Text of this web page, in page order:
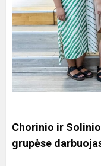
Chorinio ir
grupėse